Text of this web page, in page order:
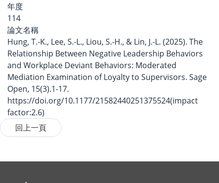
年度
114
論文名稱
Hung, T.-K., Lee, S.-L., Liou, S.-H., & Lin, J.-L. (2025). The
Relationship Between Negative Leadership Behaviors
and Workplace Deviant Behaviors: Moderated
Mediation Examination of Loyalty to Supervisors. Sage
Open, 15(3).1-17.
https://doi.org/10.1177/21582440251375524(impact
factor:2.6)